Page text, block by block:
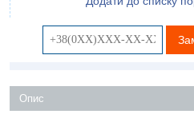
Опис